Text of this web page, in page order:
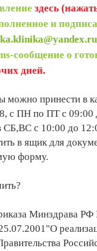
здесь
и
сообщение о
дней.
можно принести в
с ПН по ПТ с 09:00
СБ,ВС с 10:00 до
в ящик для
форму.
Минздрава